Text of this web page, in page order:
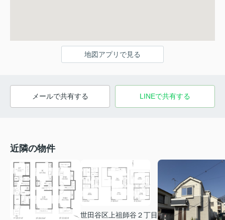
地図アプリで見る
メールで共有する LINEで共有する
近隣の物件
世田谷区上祖師谷２丁目